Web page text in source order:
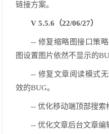
链接方案。
V 5.5.6（22/06/27）
-- 修复缩略图接口策
图设置图片依然不显示的
-- 修复文章阅读模式
效的BUG。
-- 优化移动端顶部搜索
-- 优化文章后台文章编